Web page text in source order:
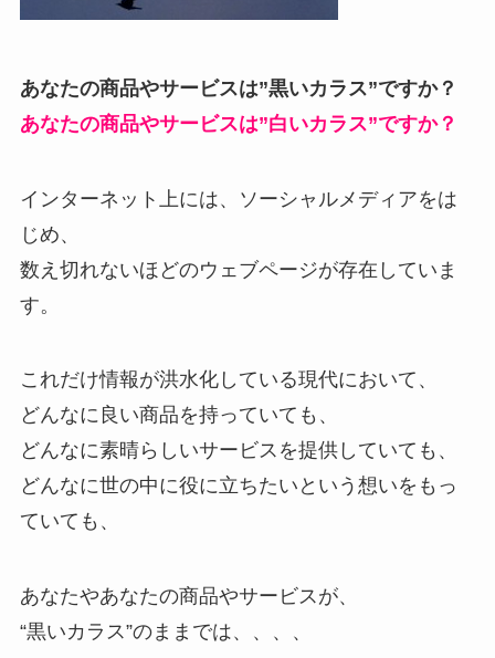
あなたの商品やサービスは”黒いカラス”ですか？
あなたの商品やサービスは”白いカラス”ですか？
インターネット上には、ソーシャルメディアをは
じめ、
数え切れないほどのウェブページが存在していま
す。
これだけ情報が洪水化している現代において、
どんなに良い商品を持っていても、
どんなに素晴らしいサービスを提供していても、
どんなに世の中に役に立ちたいという想いをもっ
ていても、
あなたやあなたの商品やサービスが、
“黒いカラス”のままでは、、、、